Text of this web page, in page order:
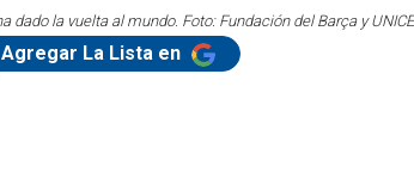
dado la vuelta al mundo. Foto: Fundación del Barça y
Agregar La Lista en